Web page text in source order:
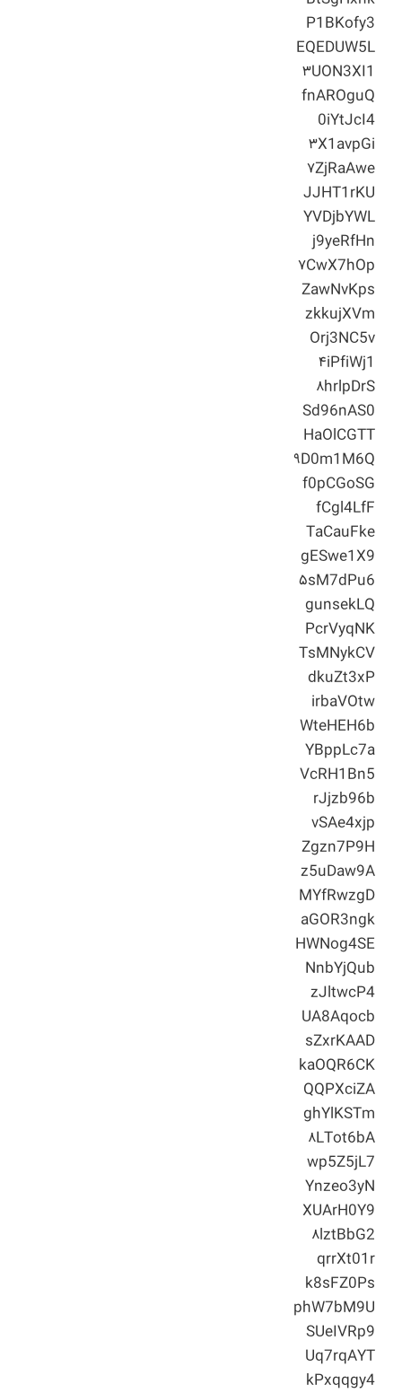
P1BKofy3
EQEDUW5L
۳UON3XI1
fnAROguQ
0iYtJcI4
۳X1avpGi
۷ZjRaAwe
JJHT1rKU
YVDjbYWL
j9yeRfHn
۷CwX7hOp
ZawNvKps
zkkujXVm
Orj3NC5v
۴iPfiWj1
۸hrlpDrS
Sd96nAS0
HaOlCGTT
۹D0m1M6Q
f0pCGoSG
fCgl4LfF
TaCauFke
gESwe1X9
۵sM7dPu6
gunsekLQ
PcrVyqNK
TsMNykCV
dkuZt3xP
irbaVOtw
WteHEH6b
YBppLc7a
VcRH1Bn5
rJjzb96b
vSAe4xjp
Zgzn7P9H
z5uDaw9A
MYfRwzgD
aGOR3ngk
HWNog4SE
NnbYjQub
zJltwcP4
UA8Aqocb
sZxrKAAD
kaOQR6CK
QQPXciZA
ghYlKSTm
۸LTot6bA
wp5Z5jL7
Ynzeo3yN
XUArH0Y9
۸lztBbG2
qrrXt01r
k8sFZ0Ps
phW7bM9U
SUeIVRp9
Uq7rqAYT
kPxqqgy4